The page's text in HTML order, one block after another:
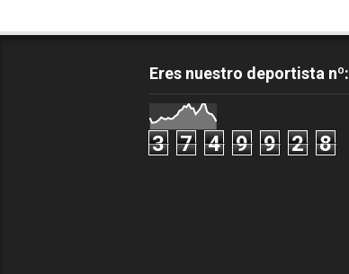
Eres nuestro deportista nº:
3 7 4 9 9 2 8